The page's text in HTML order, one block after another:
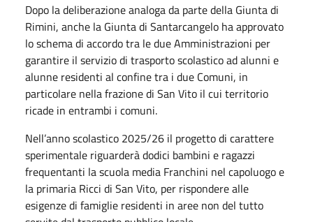
Dopo la deliberazione analoga da parte della Giunta di
Rimini, anche la Giunta di Santarcangelo ha approvato
lo schema di accordo tra le due Amministrazioni per
garantire il servizio di trasporto scolastico ad alunni e
alunne residenti al confine tra i due Comuni, in
particolare nella frazione di San Vito il cui territorio
ricade in entrambi i comuni.
Nell’anno scolastico 2025/26 il progetto di carattere
sperimentale riguarderà dodici bambini e ragazzi
frequentanti la scuola media Franchini nel capoluogo e
la primaria Ricci di San Vito, per rispondere alle
esigenze di famiglie residenti in aree non del tutto